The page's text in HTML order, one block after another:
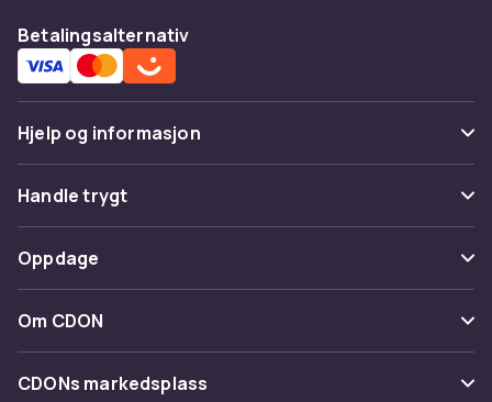
Betalingsalternativ
Hjelp og informasjon
Vanlige spørsmål
Spor pakke
Angre & returner her
Kontakt oss
Handle trygt
Betaling
Levering
Tilbakekallinger
Oppdage
Kategorier
Varemerker
Om CDON
Om oss
CDONs markedsplass